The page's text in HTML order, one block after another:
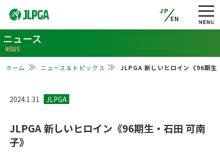
JP
EN
ニュース
NEWS
ホーム ニュース＆トピックス JLPGA 新しいヒロイン《96期生
2024.1.31
JLPGA 新しいヒロイン《96期生・石田 可南
子》